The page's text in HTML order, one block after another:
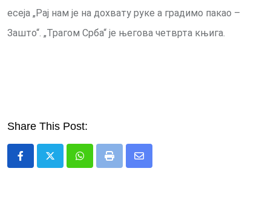
есеја „Рај нам је на дохвату руке а градимо пакао –
Зашто“. „Трагом Срба“ је његова четврта књига.
Share This Post:
WhatsappPrint
Share